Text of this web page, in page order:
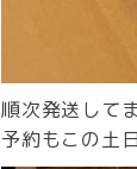
順次発送して
予約もこの土